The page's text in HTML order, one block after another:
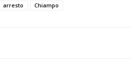
arresto Chiampo